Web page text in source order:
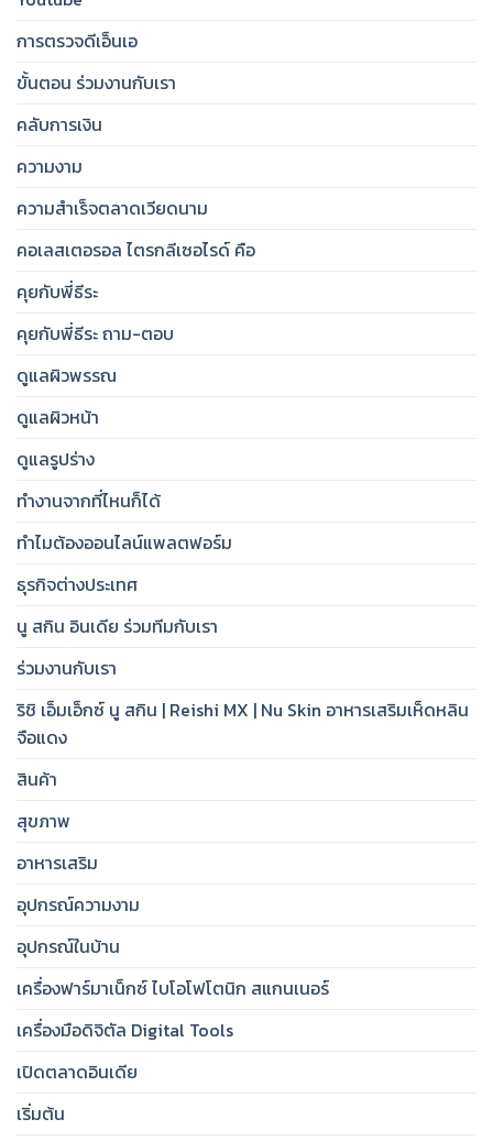
การตรวจดีเอ็นเอ
ขั้นตอน ร่วมงานกับเรา
คลับการเงิน
ความงาม
ความสำเร็จตลาดเวียดนาม
คอเลสเตอรอล ไตรกลีเซอไรด์ คือ
คุยกับพี่ธีระ
คุยกับพี่ธีระ ถาม-ตอบ
ดูแลผิวพรรณ
ดูแลผิวหน้า
ดูแลรูปร่าง
ทำงานจากที่ไหนก็ได้
ทำไมต้องออนไลน์แพลตฟอร์ม
ธุรกิจต่างประเทศ
นู สกิน อินเดีย ร่วมทีมกับเรา
ร่วมงานกับเรา
ริชิ เอ็มเอ็กซ์ นู สกิน | Reishi MX | Nu Skin อาหารเสริมเห็ดหลิน
จือแดง
สินค้า
สุขภาพ
อาหารเสริม
อุปกรณ์ความงาม
อุปกรณ์ในบ้าน
เครื่องฟาร์มาเน็กซ์ ไบโอโฟโตนิก สแกนเนอร์
เครื่องมือดิจิตัล Digital Tools
เปิดตลาดอินเดีย
เริ่มต้น